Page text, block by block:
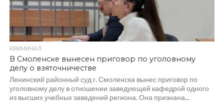
КРИМИНАЛ
В Смоленске вынесен приговор по уголовному
делу о взяточничестве
Ленинский районный суд г. Смоленска вынес приговор по
уголовному делу в отношении заведующей кафедрой одного
из высших учебных заведений региона. Она признана...